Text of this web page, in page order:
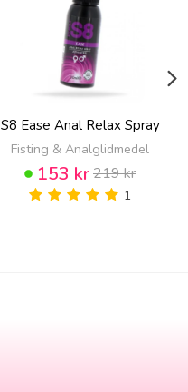
S8 Ease Anal Relax Spray
Fisting & Analglidmedel
153 kr219 kr
1